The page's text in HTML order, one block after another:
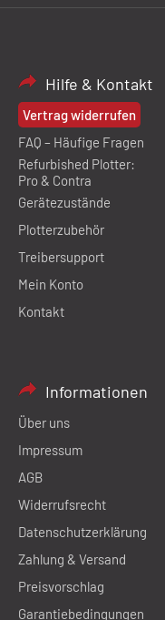
Hilfe & Kontakt
Vertrag widerrufen
FAQ – Häufige Fragen
Refurbished Plotter:
Pro & Contra
Gerätezustände
Plotterzubehör
Treibersupport
Mein Konto
Kontakt
Informationen
Über uns
Impressum
AGB
Widerrufsrecht
Datenschutzerklärung
Zahlung & Versand
Preisvorschlag
Garantiebedingungen